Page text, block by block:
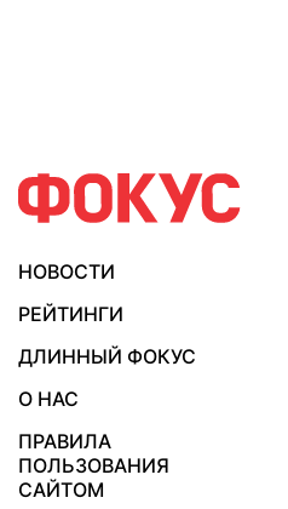
НОВОСТИ
РЕЙТИНГИ
ДЛИННЫЙ ФОКУС
О НАС
ПРАВИЛА
ПОЛЬЗОВАНИЯ
САЙТОМ